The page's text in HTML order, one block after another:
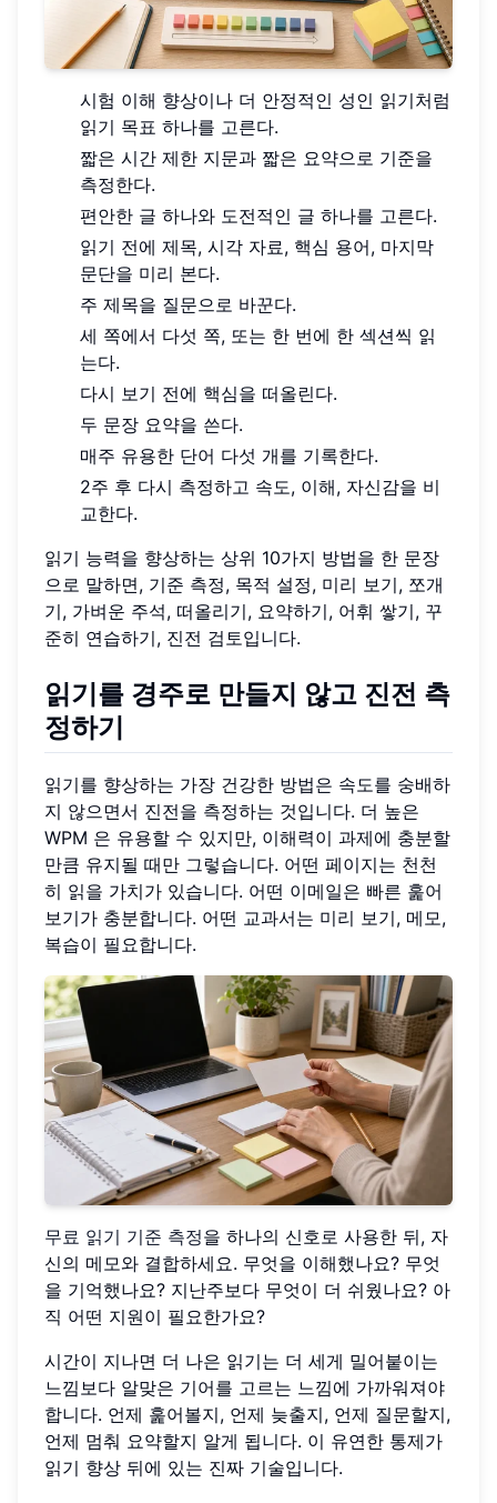
시험 이해 향상이나 더 안정적인 성인 읽기처럼
읽기 목표 하나를 고른다.
짧은 시간 제한 지문과 짧은 요약으로 기준을
측정한다.
편안한 글 하나와 도전적인 글 하나를 고른다.
읽기 전에 제목, 시각 자료, 핵심 용어, 마지막
문단을 미리 본다.
주 제목을 질문으로 바꾼다.
세 쪽에서 다섯 쪽, 또는 한 번에 한 섹션씩 읽
는다.
다시 보기 전에 핵심을 떠올린다.
두 문장 요약을 쓴다.
매주 유용한 단어 다섯 개를 기록한다.
2주 후 다시 측정하고 속도, 이해, 자신감을 비
교한다.
읽기 능력을 향상하는 상위 10가지 방법을 한 문장
으로 말하면, 기준 측정, 목적 설정, 미리 보기, 쪼개
기, 가벼운 주석, 떠올리기, 요약하기, 어휘 쌓기, 꾸
준히 연습하기, 진전 검토입니다.
읽기를 경주로 만들지 않고 진전 측
정하기
읽기를 향상하는 가장 건강한 방법은 속도를 숭배하
지 않으면서 진전을 측정하는 것입니다. 더 높은
WPM 은 유용할 수 있지만, 이해력이 과제에 충분할
만큼 유지될 때만 그렇습니다. 어떤 페이지는 천천
히 읽을 가치가 있습니다. 어떤 이메일은 빠른 훑어
보기가 충분합니다. 어떤 교과서는 미리 보기, 메모,
복습이 필요합니다.
무료 읽기 기준 측정을 하나의 신호로 사용한 뒤, 자
신의 메모와 결합하세요. 무엇을 이해했나요? 무엇
을 기억했나요? 지난주보다 무엇이 더 쉬웠나요? 아
직 어떤 지원이 필요한가요?
시간이 지나면 더 나은 읽기는 더 세게 밀어붙이는
느낌보다 알맞은 기어를 고르는 느낌에 가까워져야
합니다. 언제 훑어볼지, 언제 늦출지, 언제 질문할지,
언제 멈춰 요약할지 알게 됩니다. 이 유연한 통제가
읽기 향상 뒤에 있는 진짜 기술입니다.